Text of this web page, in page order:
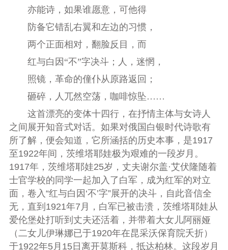
亦能诗，如果谁愿意，可他得
防备它错乱右翼和左边的习惯，
两个正面相对，翻脸反目，而
红与白因“不”字决斗；人，迷惘，
照镜，革命的僮仆从原路返回；
砸碎，人兀然空荡，咖啡惊坠……
这首漂亮的变体十四行，在抒情主体与女诗人
之间展开知音式对话。如果对俄国白银时代诗歌有
所了解，便会知道，它所涵括的历史本事，是1917
至1922年间，茨维塔耶娃极为艰难的一段岁月。
1917年，茨维塔耶娃25岁，丈夫谢尔盖·艾伏隆随着
士官学校的同学一起加入了白军，成为红军的对立
面，卷入“红与白因‘不’字”展开的决斗，自此音信全
无，直到1921年7月，白军已被击溃，茨维塔耶娃从
爱伦堡处打听到丈夫还活着，并带着大女儿阿丽娅
（二女儿伊琳娜已于1920年在昆采沃保育院夭折）
于1922年5月15日离开莫斯科，抵达柏林。这段岁月